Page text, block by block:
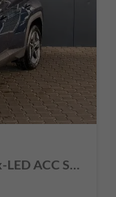
Comfort Plus 1.6 T-GDI 2WD / Matrix-LED ACC Shz vo+hi + Lenkradheizung Elek. Heck Alu 18"